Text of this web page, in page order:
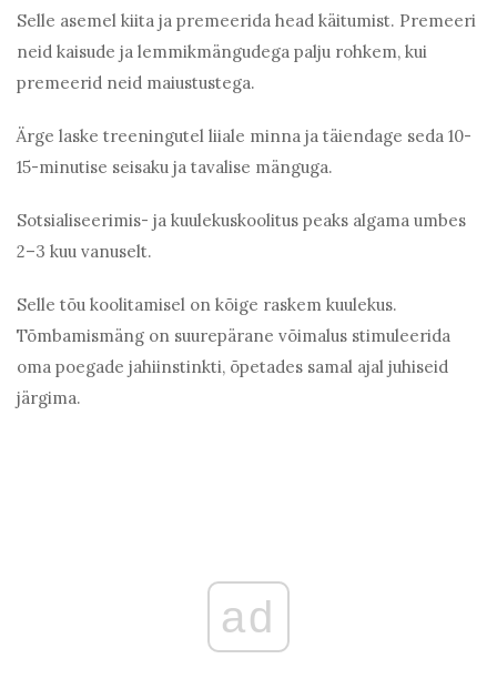
Selle asemel kiita ja premeerida head käitumist. Premeeri
neid kaisude ja lemmikmängudega palju rohkem, kui
premeerid neid maiustustega.
Ärge laske treeningutel liiale minna ja täiendage seda 10-
15-minutise seisaku ja tavalise mänguga.
Sotsialiseerimis- ja kuulekuskoolitus peaks algama umbes
2–3 kuu vanuselt.
Selle tõu koolitamisel on kõige raskem kuulekus.
Tõmbamismäng on suurepärane võimalus stimuleerida
oma poegade jahiinstinkti, õpetades samal ajal juhiseid
järgima.
ad